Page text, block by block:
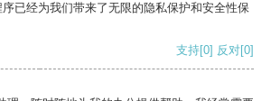
已经为我们带来了无限的隐私保护和安全性保
支持[0] 反对[0]